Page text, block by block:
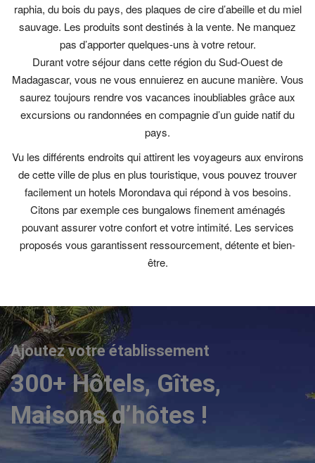
raphia, du bois du pays, des plaques de cire d’abeille et du miel
sauvage. Les produits sont destinés à la vente. Ne manquez
pas d’apporter quelques-uns à votre retour.
Durant votre séjour dans cette région du Sud-Ouest de
Madagascar, vous ne vous ennuierez en aucune manière. Vous
saurez toujours rendre vos vacances inoubliables grâce aux
excursions ou randonnées en compagnie d’un guide natif du
pays.
Vu les différents endroits qui attirent les voyageurs aux environs
de cette ville de plus en plus touristique, vous pouvez trouver
facilement un hotels Morondava qui répond à vos besoins.
Citons par exemple ces bungalows finement aménagés
pouvant assurer votre confort et votre intimité. Les services
proposés vous garantissent ressourcement, détente et bien-
être.
Ajoutez votre établissement
300+ Hôtels, Gîtes,
Maisons d’hôtes !